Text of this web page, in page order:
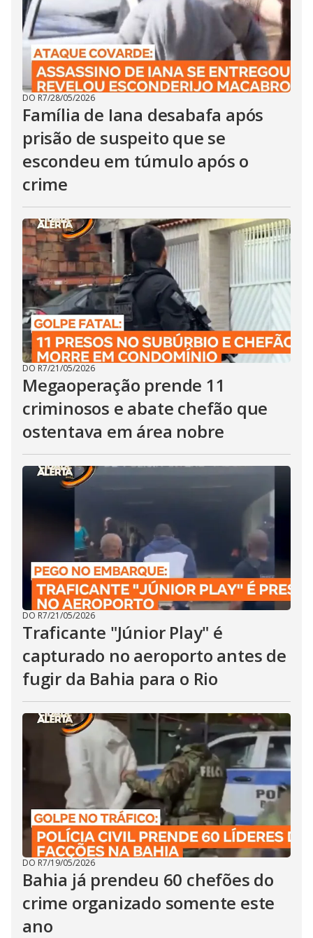
DO R7/28/05/2026
Família de Iana desabafa após
prisão de suspeito que se
escondeu em túmulo após o
crime
DO R7/21/05/2026
Megaoperação prende 11
criminosos e abate chefão que
ostentava em área nobre
DO R7/21/05/2026
Traficante "Júnior Play" é
capturado no aeroporto antes de
fugir da Bahia para o Rio
DO R7/19/05/2026
Bahia já prendeu 60 chefões do
crime organizado somente este
ano